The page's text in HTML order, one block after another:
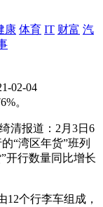
康 体育 IT 财富 汽
02-04
。
清报道：2月3日6
“湾区年货”班列
开行数量同比增长
个行李车组成，